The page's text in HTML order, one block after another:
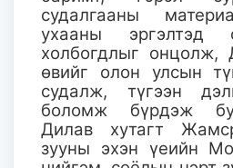
судалгааны
ухааны эргэлтэд
холбогдлыг онцолж,
өвийг олон улсын
судалж, түгээн
боломж бүрдэж
Дилав хутагт
зууны эхэн үеийн